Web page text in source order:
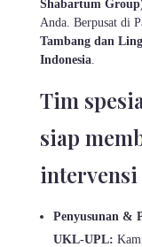
Shabartum
Anda. Berpusat di
Tambang dan
Indonesia
Tim
siap
Penyusunan &
UKL-UPL: